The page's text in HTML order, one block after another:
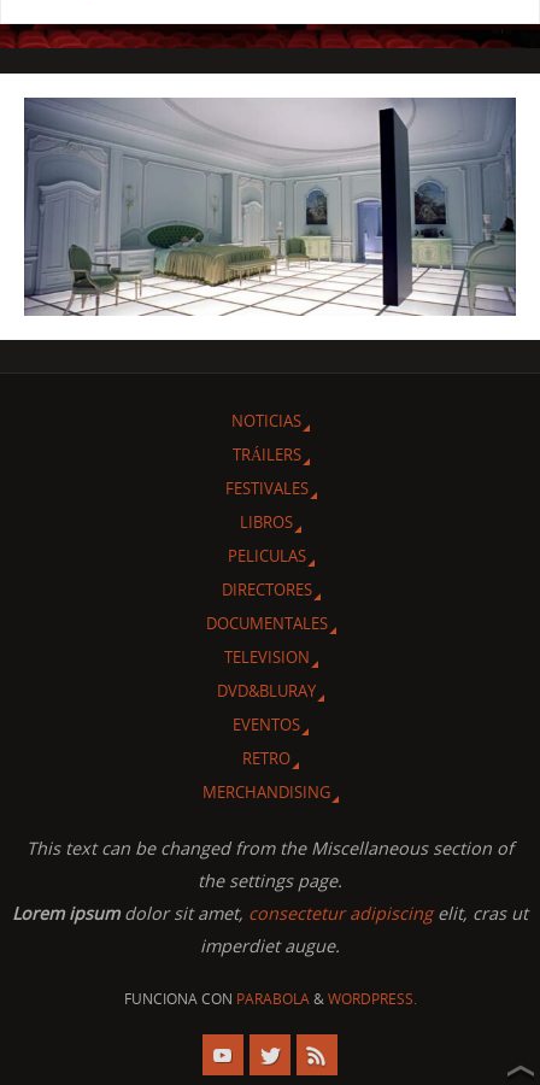
NOTICIAS
TRÁILERS
FESTIVALES
LIBROS
PELICULAS
DIRECTORES
DOCUMENTALES
TELEVISION
DVD&BLURAY
EVENTOS
RETRO
MERCHANDISING
This text can be changed from the Miscellaneous section of
the settings page.
Lorem ipsumdolor sit amet, consectetur adipiscingelit, cras ut
imperdiet augue.
FUNCIONA CON PARABOLA&WORDPRESS.